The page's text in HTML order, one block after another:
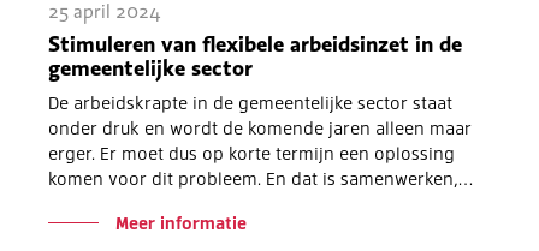
25 april 2024
Stimuleren van flexibele arbeidsinzet in de
gemeentelijke sector
De arbeidskrapte in de gemeentelijke sector staat
onder druk en wordt de komende jaren alleen maar
erger. Er moet dus op korte termijn een oplossing
komen voor dit probleem. En dat is samenwerken,…
Meer informatie